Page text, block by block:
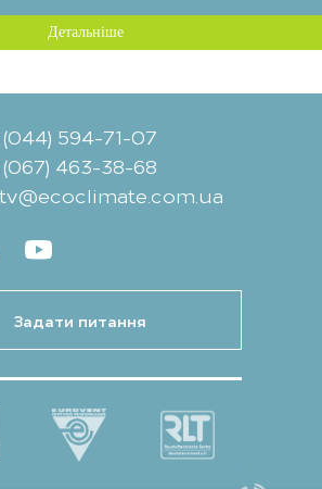
Детальніше
594-71-07
463-38-68
Задати питання